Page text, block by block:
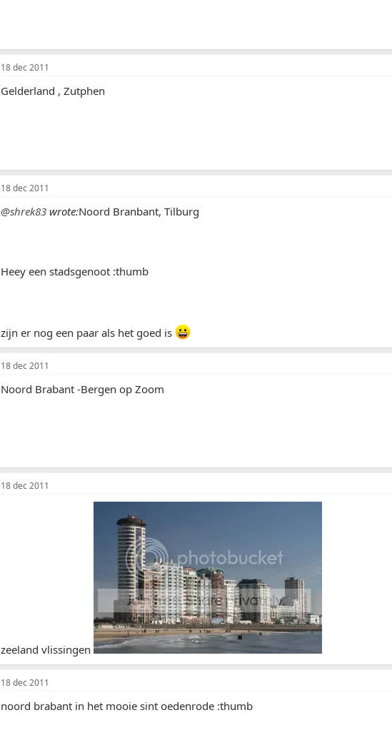
18 dec 2011
Gelderland , Zutphen
18 dec 2011
@shrek83 wrote:Noord Branbant, Tilburg
Heey een stadsgenoot :thumb
zijn er nog een paar als het goed is
18 dec 2011
Noord Brabant -Bergen op Zoom
18 dec 2011
zeeland vlissingen
18 dec 2011
noord brabant in het mooie sint oedenrode :thumb